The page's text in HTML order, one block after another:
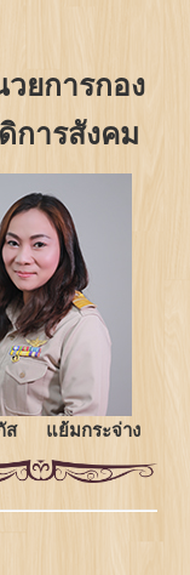
วยการกอง
การสังคม
ส แย้มกระจ่าง